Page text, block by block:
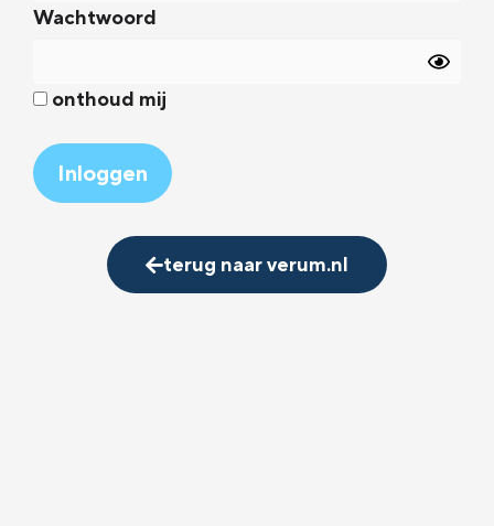
Wachtwoord
onthoud mij
terug naar verum.nl